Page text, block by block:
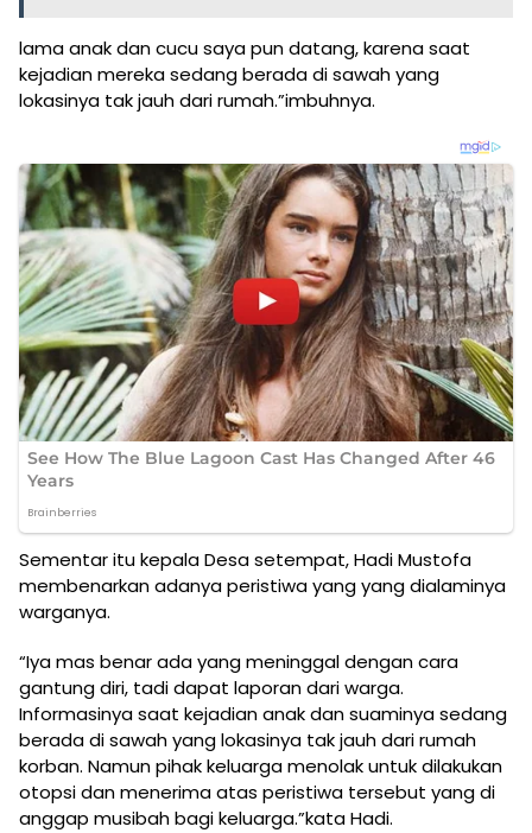
lama anak dan cucu saya pun datang, karena saat
kejadian mereka sedang berada di sawah yang
lokasinya tak jauh dari rumah.”imbuhnya.
Sementar itu kepala Desa setempat, Hadi Mustofa
membenarkan adanya peristiwa yang yang dialaminya
warganya.
“Iya mas benar ada yang meninggal dengan cara
gantung diri, tadi dapat laporan dari warga.
Informasinya saat kejadian anak dan suaminya sedang
berada di sawah yang lokasinya tak jauh dari rumah
korban. Namun pihak keluarga menolak untuk dilakukan
otopsi dan menerima atas peristiwa tersebut yang di
anggap musibah bagi keluarga.”kata Hadi.